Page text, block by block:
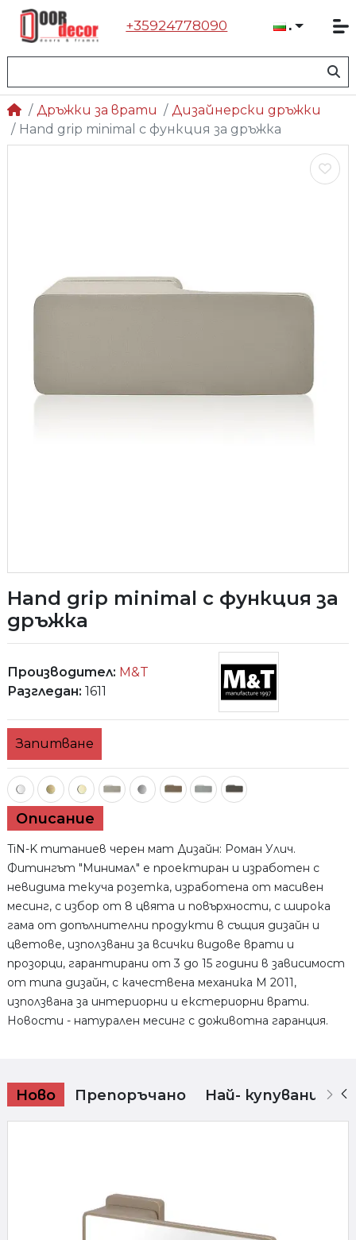
+35924778090
Дръжки за врати
Дизайнерски дръжки
Hand grip minimal с функция за дръжка
Hand grip minimal с функция за
дръжка
Описание
TiN-K титаниев черен мат Дизайн: Роман Улич.
Фитингът "Минимал" е проектиран и изработен с
невидима текуча розетка, изработена от масивен
месинг, с избор от 8 цвята и повърхности, с широка
гама от допълнителни продукти в същия дизайн и
цветове, използвани за всички видове врати и
прозорци, гарантирани от 3 до 15 години в зависимост
от типа дизайн, с качествена механика M 2011,
използвана за интериорни и екстериорни врати.
Новости - натурален месинг с доживотна гаранция.
Производител: M&T
Разгледан: 1611
Запитване
HAND GRIP MINIMAL С ФУНКЦИЯ ЗА ДРЪЖКА
Ново Препоръчано Най- купувани